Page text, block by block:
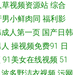
影 91午夜视频 欧美日
亚洲精品 日韩成人网
日韩一区 91九色绿帽
草视频资源站 综合
男小鲜肉同 福利影
成人第一页 国产日韩
操视频免费91 日
91美女在线视频 51